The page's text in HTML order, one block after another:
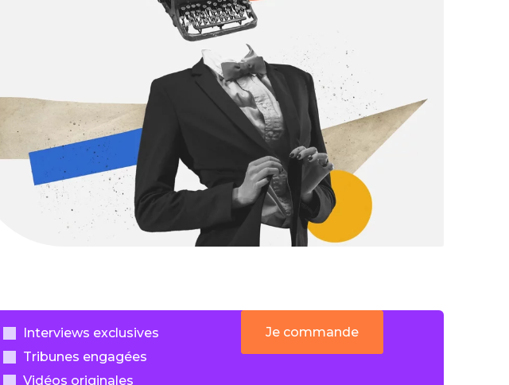
Interviews exclusives
Tribunes engagées
Vidéos originales
Je commande